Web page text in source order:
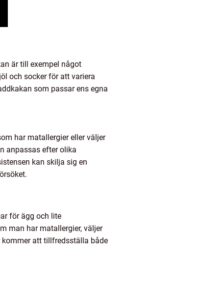
är till exempel något
och socker för att variera
som passar ens egna
har matallergier eller väljer
anpassas efter olika
kan skilja sig en
för ägg och lite
man har matallergier, väljer
att tillfredsställa både